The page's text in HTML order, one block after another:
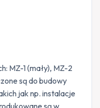
MZ-1 (mały), MZ-2
są do budowy
jak np. instalacje